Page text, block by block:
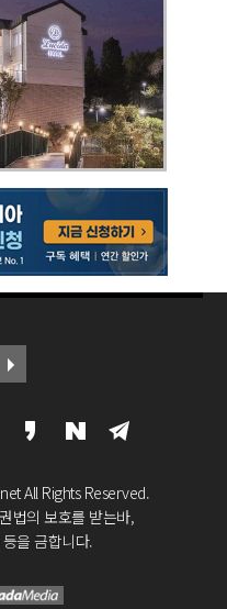
All Rights Reserved.
법의 보호를 받는바,
을 금합니다.